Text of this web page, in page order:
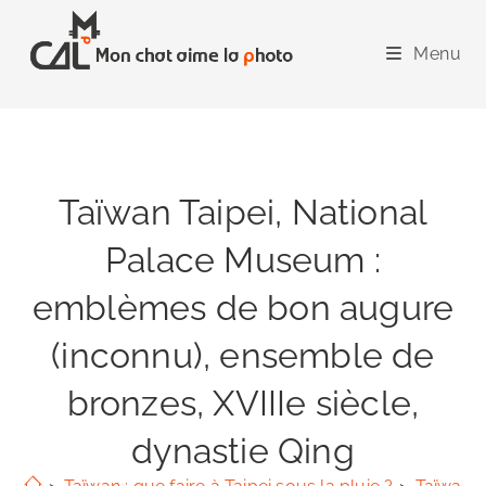
content
Menu
Taïwan Taipei, National
Palace Museum :
emblèmes de bon augure
(inconnu), ensemble de
bronzes, XVIIIe siècle,
dynastie Qing